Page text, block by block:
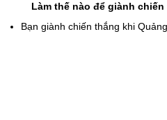
Làm thế nào để giành chiến
Bạn giành chiến thắng khi